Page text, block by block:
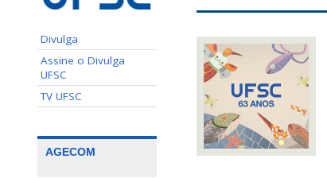
Divulga
Assine o Divulga
UFSC
TV UFSC
AGECOM